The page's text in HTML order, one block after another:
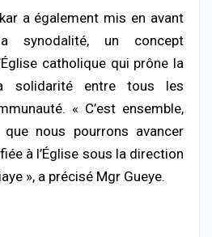
a également mis en avant
synodalité, un concept
catholique qui prône la
solidarité entre tous les
« C’est ensemble,
nous pourrons avancer
à l’Église sous la direction
», a précisé Mgr Gueye.